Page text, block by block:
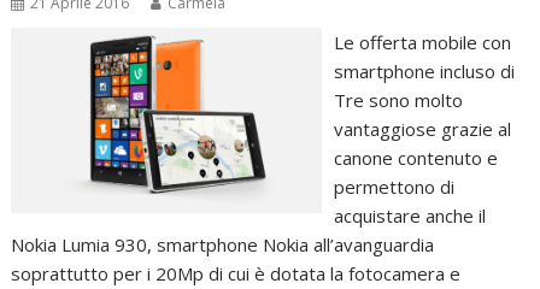
Le offerta mobile con
smartphone incluso di
Tre sono molto
vantaggiose grazie al
canone contenuto e
permettono di
acquistare anche il
Nokia Lumia 930, smartphone Nokia all’avanguardia
soprattutto per i 20Mp di cui è dotata la fotocamera e